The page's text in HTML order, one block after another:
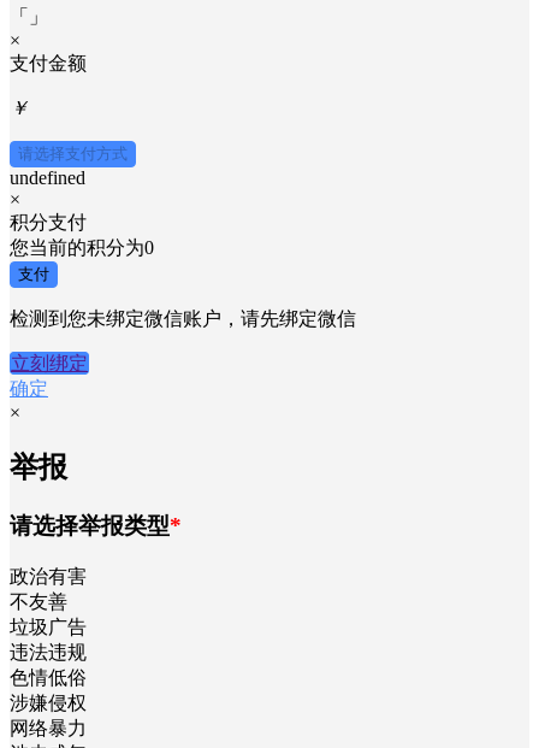
「
」
×
支付金额
￥
请选择支付方式
undefined
×
积分支付
您当前的积分为0
支付
检测到您未绑定微信账户，请先绑定微信
立刻绑定
确定
×
举报
请选择举报类型*
政治有害
不友善
垃圾广告
违法违规
色情低俗
涉嫌侵权
网络暴力